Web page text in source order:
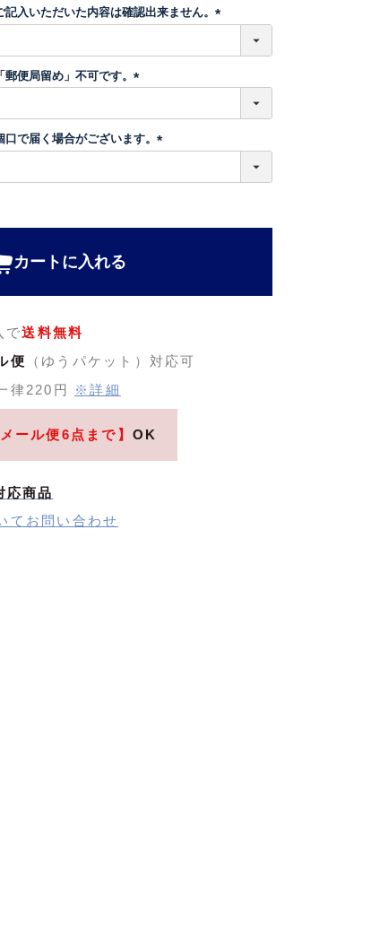
)
入いただいた内容は確認出来ません。
)
便局留め」不可です。
須
)
で届く場合がございます。
カートに入れる
で送料無料
便
（ゆうパケット）対応可
律220円
※詳細
メール便6点まで】 OK
応商品
てお問い合わせ